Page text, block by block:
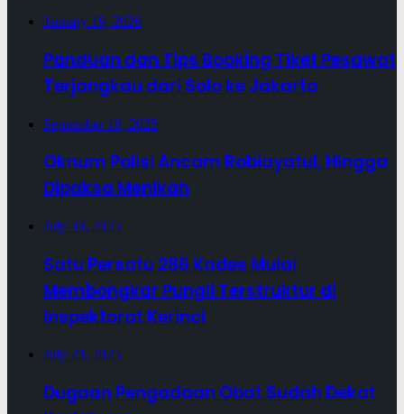
January 19, 2026
Panduan dan Tips Booking Tiket Pesawat
Terjangkau dari Solo ke Jakarta
September 19, 2025
Oknum Polisi Ancam Robiayatul, Hingga
Dipaksa Menikah
July 30, 2025
Satu Persatu 286 Kades Mulai
Membongkar Pungli Terstruktur di
Inspektorat Kerinci
July 29, 2025
Dugaan Pengadaan Obat Sudah Dekat